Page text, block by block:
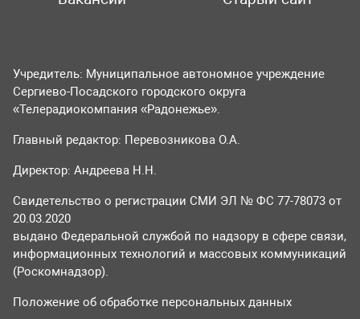
Учредитель: Муниципальное автономное учреждение
Сергиево-Посадского городского округа
«Телерадиокомпания «Радонежье».
Главный редактор: Перевозникова О.А.
Директор: Андреева Н.Н.
Свидетельство о регистрации СМИ ЭЛ № ФС 77-78073 от
20.03.2020
выдано Федеральной службой по надзору в сфере связи,
информационных технологий и массовых коммуникаций
(Роскомнадзор).
Положение об обработке персональных данных